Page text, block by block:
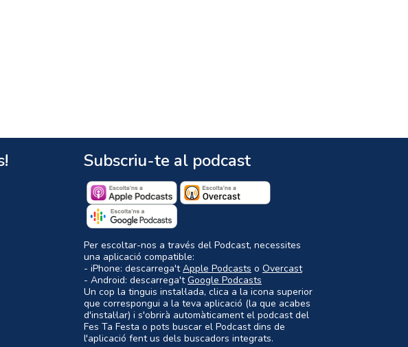
Subscriu-te al podcast
Per escoltar-nos a través del Podcast, necessites
una aplicació compatible:
- iPhone: descarrega'tApple Podcasts o Overcast
- Android: descarrega'tGoogle Podcasts
Un cop la tinguis instal·lada, clica a la icona superior
que correspongui a la teva aplicació (la que acabes
d'instal·lar) i s'obrirà automàticament el podcast del
Fes Ta Festa o pots buscar el Podcast dins de
l'aplicació fent us dels buscadors integrats.